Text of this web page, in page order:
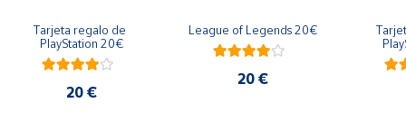
Tarjeta regalo de
PlayStation 20€
20 €
League of Legends 20€
20 €